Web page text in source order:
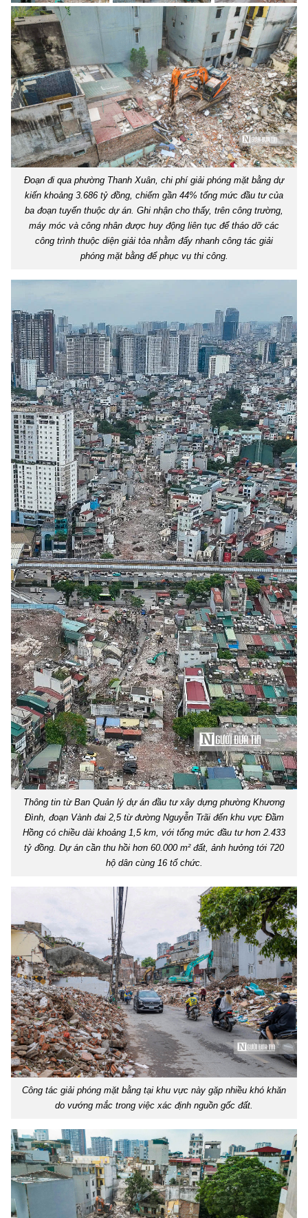
Đoạn đi qua phường Thanh Xuân, chi phí giải phóng mặt bằng dự
kiến khoảng 3.686 tỷ đồng, chiếm gần 44% tổng mức đầu tư của
ba đoạn tuyến thuộc dự án. Ghi nhận cho thấy, trên công trường,
máy móc và công nhân được huy động liên tục để tháo dỡ các
công trình thuộc diện giải tỏa nhằm đẩy nhanh công tác giải
phóng mặt bằng để phục vụ thi công.
Thông tin từ Ban Quản lý dự án đầu tư xây dựng phường Khương
Đình, đoạn Vành đai 2,5 từ đường Nguyễn Trãi đến khu vực Đầm
Hồng có chiều dài khoảng 1,5 km, với tổng mức đầu tư hơn 2.433
tỷ đồng. Dự án cần thu hồi hơn 60.000 m² đất, ảnh hưởng tới 720
hộ dân cùng 16 tổ chức.
Công tác giải phóng mặt bằng tại khu vực này gặp nhiều khó khăn
do vướng mắc trong việc xác định nguồn gốc đất.